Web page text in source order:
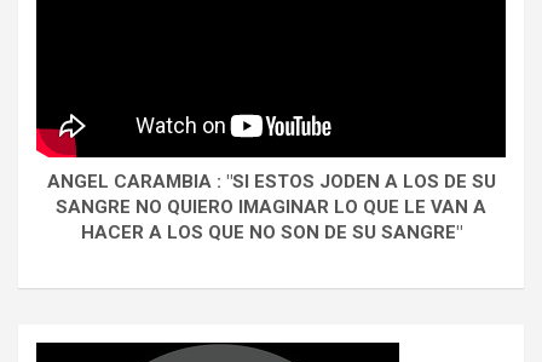
ANGEL CARAMBIA : "SI ESTOS JODEN A LOS DE SU
SANGRE NO QUIERO IMAGINAR LO QUE LE VAN A
HACER A LOS QUE NO SON DE SU SANGRE"